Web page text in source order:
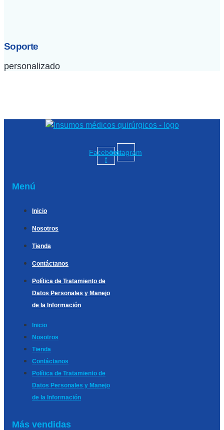
Soporte
personalizado
Facebook-
f
Instagram
Menú
Inicio
Nosotros
Tienda
Contáctanos
Política de Tratamiento de
Datos Personales y Manejo
de la Información
Inicio
Nosotros
Tienda
Contáctanos
Política de Tratamiento de
Datos Personales y Manejo
de la Información
Más vendidas